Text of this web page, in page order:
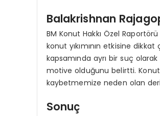
Balakrishnan
BM Konut Hakkı Özel
konut yıkımının etkisine
kapsamında ayrı bir suç olarak
motive olduğunu belirtti. Konut
kaybetmemize neden olan
Sonuç